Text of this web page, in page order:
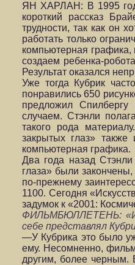
ЯН ХАРЛАН: В 1995
короткий рассказ
трудности, так как он
работать только
компьютерная
создаем ребенка-
Результат оказался
Уже тогда Кубрик
понравились 650
предложил
случаем. Стэнли
такого рода
закрытых глаз» также
компьютерная графика.
Два года назад
глаза» были
по-прежнему
1100. Сегодня
задумок к «2001:
ФИЛЬМБЮЛЛЕТЕНЬ:
себе представлял
—У Кубрика это было
ему. Несомненно,
другим, более черным.